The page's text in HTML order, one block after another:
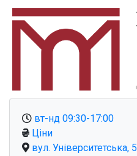
вт-нд 09:30-17:00
Ціни
вул. Університетська, 5